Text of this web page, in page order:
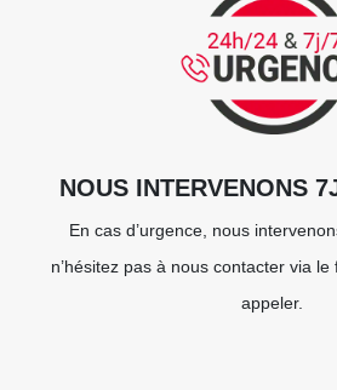
NOUS INTERVENONS
En cas d’urgence, nous
n’hésitez pas à nous contacter via
appeler.